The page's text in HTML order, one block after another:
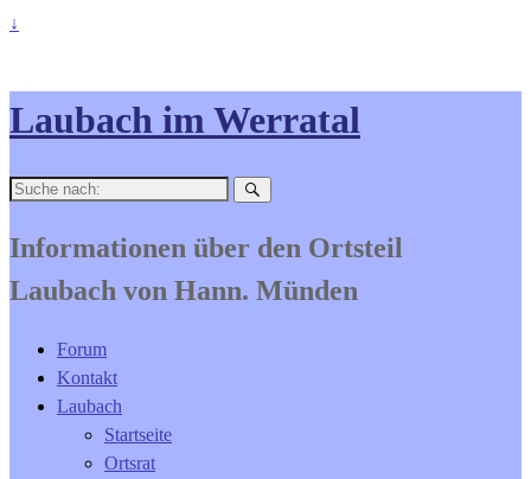
↓
Laubach im Werratal
Suche
Informationen über den Ortsteil
Laubach von Hann. Münden
Forum
Kontakt
Laubach
Startseite
Ortsrat